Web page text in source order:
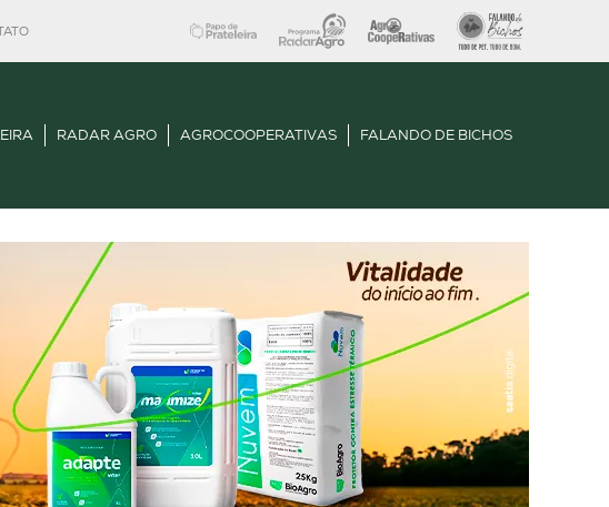
RADAR AGRO AGROCOOPERATIVAS FALANDO DE BICHOS